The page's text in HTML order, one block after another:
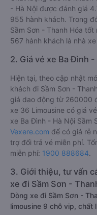
này được viết trực tiếp
các hãng Xe Ba Đình -
Chất lượng các xe khách
- Hà Nội được đánh giá
955 hành khách. Trong
Sầm Sơn - Thanh Hóa
567 hành khách là nhà
2. Giá vé xe Ba Đình
Hiện tại, theo cập nhật
khách đi Sầm Sơn -
giá dao động từ 260000
xe 36 Limousine có giá
xe Ba Đình - Hà Nội Sầm
Vexere.comđể có giá rẻ
trợ đổi trả vé miễn phí.
miễn phí:1900 888684.
3. Giới thiệu, tư vấn